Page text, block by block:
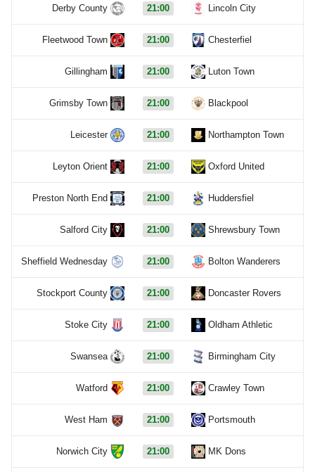
Derby County 21:00 Lincoln City
Fleetwood Town 21:00 Chesterfiel
Gillingham 21:00 Luton Town
Grimsby Town 21:00 Blackpool
Leicester 21:00 Northampton Town
Leyton Orient 21:00 Oxford United
Preston North End 21:00 Huddersfiel
Salford City 21:00 Shrewsbury Town
Sheffield Wednesday 21:00 Bolton Wanderers
Stockport County 21:00 Doncaster Rovers
Stoke City 21:00 Oldham Athletic
Swansea 21:00 Birmingham City
Watford 21:00 Crawley Town
West Ham 21:00 Portsmouth
Norwich City 21:00 MK Dons